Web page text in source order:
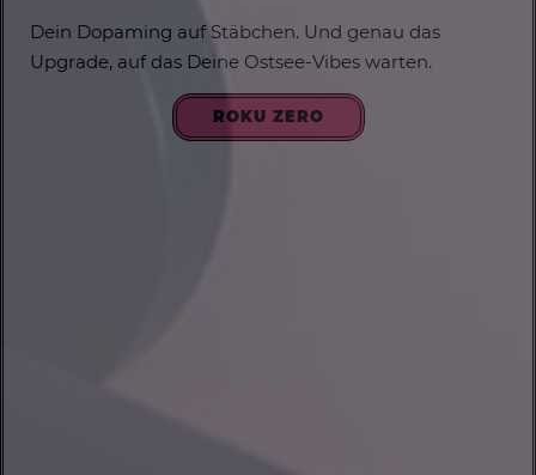
Dein Dopaming auf Stäbchen. Und genau das
Upgrade, auf das Deine Ostsee-Vibes warten.
ROKU ZERO